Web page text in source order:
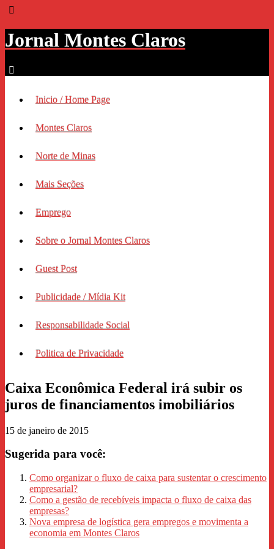
Jornal Montes Claros
Inicio / Home Page
Montes Claros
Norte de Minas
Mais Seções
Emprego
Sobre o Jornal Montes Claros
Guest Post
Publicidade / Mídia Kit
Responsabilidade Social
Politica de Privacidade
Caixa Econômica Federal irá subir os
juros de financiamentos imobiliários
15 de janeiro de 2015
Sugerida para você:
Como organizar o fluxo de caixa para sustentar o crescimento
empresarial?
Como a gestão de recebíveis impacta o fluxo de caixa das
empresas?
Nova empresa de logística gera empregos e movimenta a
economia em Montes Claros